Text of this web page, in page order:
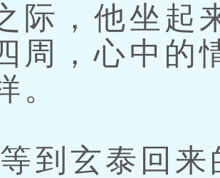
际，他坐起
周，心中的
。
到玄泰回来